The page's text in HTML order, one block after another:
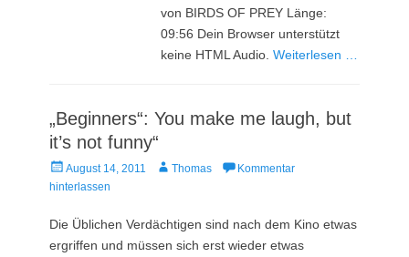
von BIRDS OF PREY Länge:
09:56 Dein Browser unterstützt
keine HTML Audio.Weiterlesen …
„Beginners“: You make me laugh, but
it’s not funny“
Veröffentlicht
am
August 14, 2011 AutorThomas
Kommentar
hinterlassen
Die Üblichen Verdächtigen sind nach dem Kino etwas
ergriffen und müssen sich erst wieder etwas